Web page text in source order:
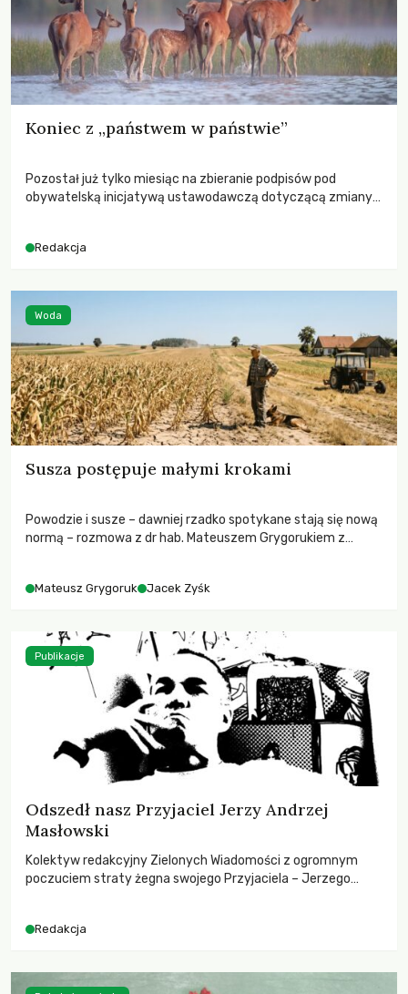
Koniec z „państwem w państwie”
Pozostał już tylko miesiąc na zbieranie podpisów pod
obywatelską inicjatywą ustawodawczą dotyczącą zmiany
niezwykle korzystne rozwiązania dla przyrody i zwierząt,
funkcjonowania łowiectwa w Polsce.
Redakcja
Susza postępuje małymi krokami
Powodzie i susze – dawniej rzadko spotykane stają się nową
normą – rozmowa z dr hab. Mateuszem Grygorukiem z
Mateusz Grygoruk Jacek Zyśk
Woda
Odszedł nasz Przyjaciel Jerzy Andrzej
Masłowski
Kolektyw redakcyjny Zielonych Wiadomości z ogromnym
poczuciem straty żegna swojego Przyjaciela – Jerzego
Redakcja
Publikacje